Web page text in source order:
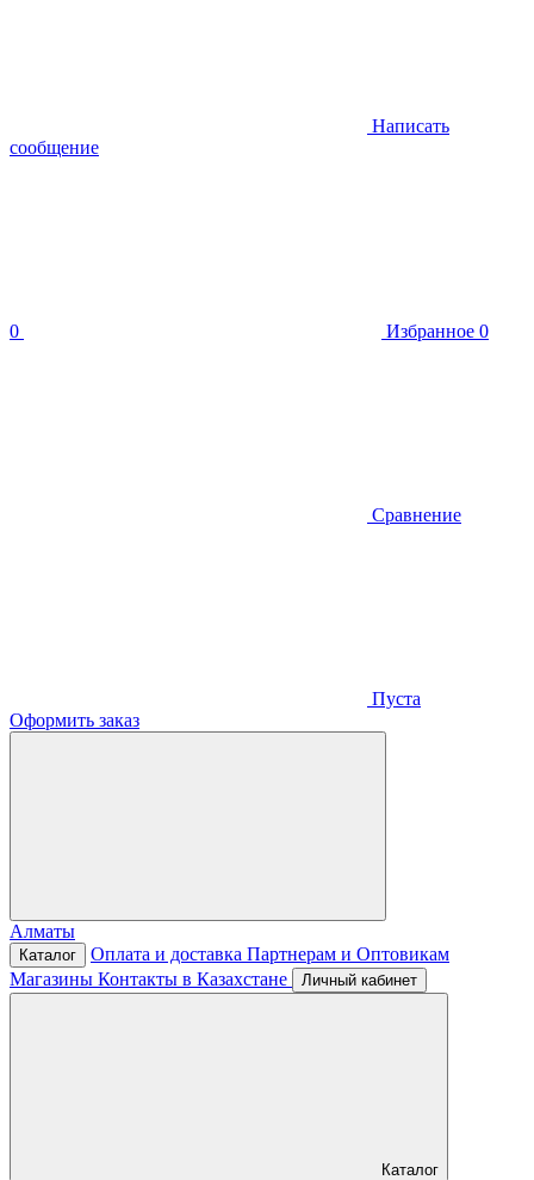
Написать
сообщение
0 Избранное 0
Сравнение
Пуста
Оформить заказ
Алматы
Каталог Оплата и доставка Партнерам и Оптовикам
Магазины Контакты в Казахстане Личный кабинет
Каталог